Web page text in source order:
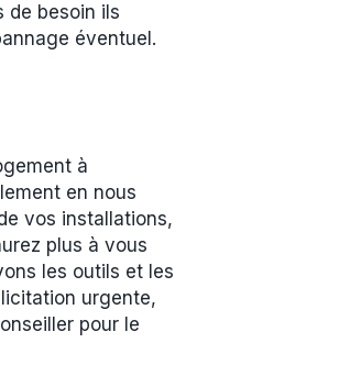
de besoin ils
éventuel.
à
en nous
vos installations,
plus à vous
les outils et les
urgente,
pour le